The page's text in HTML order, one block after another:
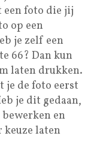
een foto die jij
op een
je zelf een
66? Dan kun
laten drukken.
je de foto eerst
je dit gedaan,
en
keuze laten